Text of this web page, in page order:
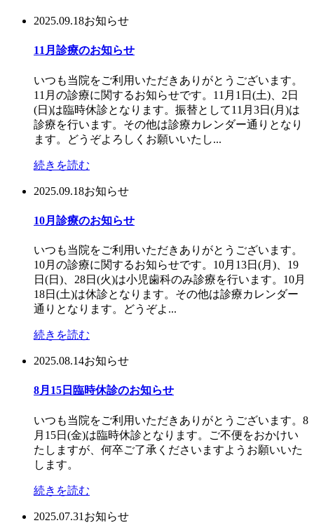
2025.09.18お知らせ
11月診療のお知らせ
いつも当院をご利用いただきありがとうございます。
11月の診療に関するお知らせです。11月1日(土)、2日
(日)は臨時休診となります。振替として11月3日(月)は
診療を行います。その他は診療カレンダー通りとなり
ます。どうぞよろしくお願いいたし...
続きを読む
2025.09.18お知らせ
10月診療のお知らせ
いつも当院をご利用いただきありがとうございます。
10月の診療に関するお知らせです。10月13日(月)、19
日(日)、28日(火)は小児歯科のみ診療を行います。10月
18日(土)は休診となります。その他は診療カレンダー
通りとなります。どうぞよ...
続きを読む
2025.08.14お知らせ
8月15日臨時休診のお知らせ
いつも当院をご利用いただきありがとうございます。8
月15日(金)は臨時休診となります。ご不便をおかけい
たしますが、何卒ご了承くださいますようお願いいた
します。
続きを読む
2025.07.31 お知らせ